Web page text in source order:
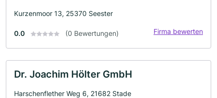
Kurzenmoor 13, 25370 Seester
0.0 (0 Bewertungen) Firma bewerten
Dr. Joachim Hölter GmbH
Harschenflether Weg 6, 21682 Stade